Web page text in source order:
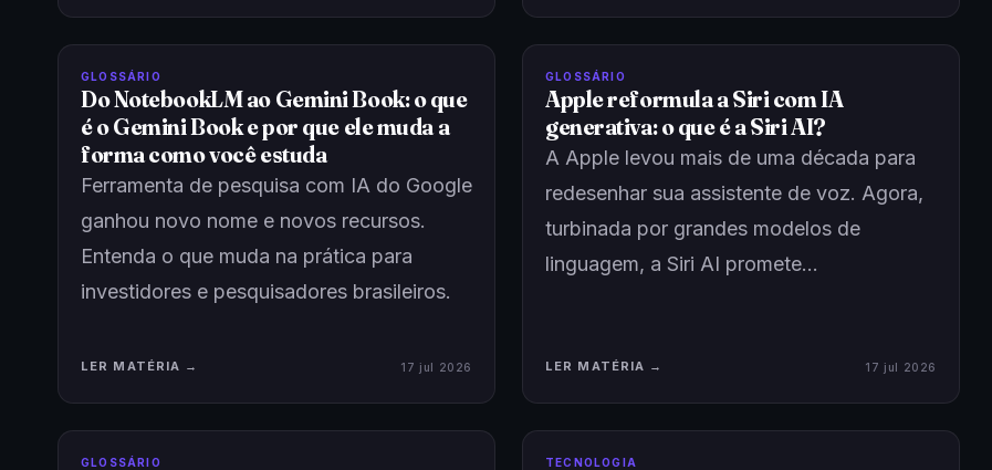
GLOSSÁRIO
Do NotebookLM ao Gemini Book: o que
é o Gemini Book e por que ele muda a
forma como você estuda
Ferramenta de pesquisa com IA do Google
ganhou novo nome e novos recursos.
Entenda o que muda na prática para
investidores e pesquisadores brasileiros.
LER MATÉRIA → 17 jul 2026
GLOSSÁRIO
Apple reformula a Siri com IA
generativa: o que é a Siri AI?
A Apple levou mais de uma década para
redesenhar sua assistente de voz. Agora,
turbinada por grandes modelos de
linguagem, a Siri AI promete…
LER MATÉRIA → 17 jul 2026
GLOSSÁRIO TECNOLOGIA